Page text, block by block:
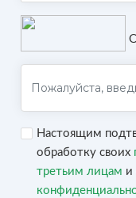
Настоящим
обработку своих
третьим лицам и